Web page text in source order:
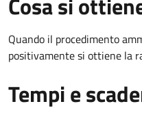
Quando il procedimento
positivamente si ottiene la
Tempi e